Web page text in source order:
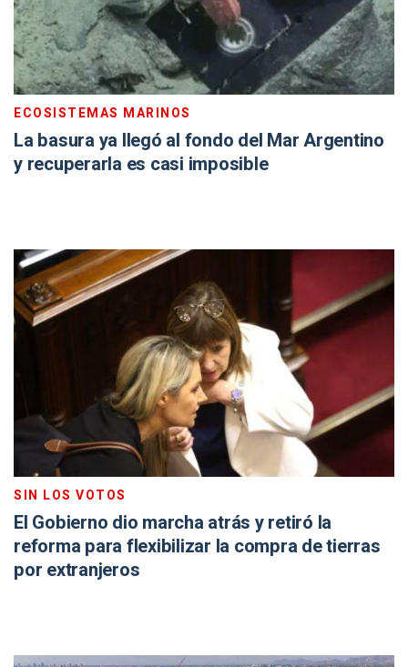
ECOSISTEMAS MARINOS
La basura ya llegó al fondo del Mar Argentino
y recuperarla es casi imposible
SIN LOS VOTOS
El Gobierno dio marcha atrás y retiró la
reforma para flexibilizar la compra de tierras
por extranjeros